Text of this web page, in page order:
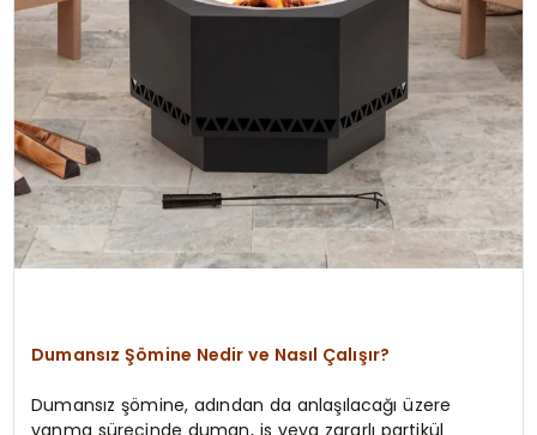
Dumansız Şömine Nedir ve Nasıl Çalışır?
Dumansız şömine, adından da anlaşılacağı üzere